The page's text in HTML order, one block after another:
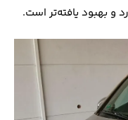
و بهبود یافته‌تر است.